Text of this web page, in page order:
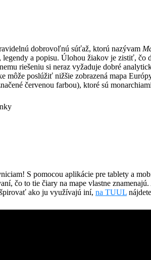
dobrovoľnú súťaž, ktorú nazývam
legendy a popisu. Úlohou žiakov je zistiť, čo
riešeniu si neraz vyžaduje dobré
môže poslúžiť nižšie zobrazená mapa
červenou farbou), ktoré sú
S pomocou aplikácie pre tablety a
čo to tie čiary na mape vlastne
ako ju využívajú iní, na TUUL